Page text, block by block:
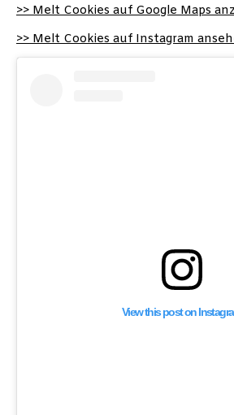
>> Melt Cookies auf Google Maps
>> Melt Cookies auf Instagram
View this post on